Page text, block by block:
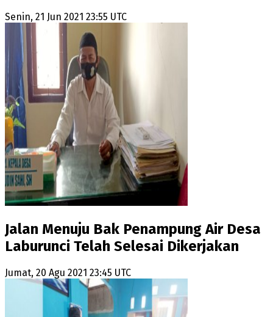
Senin, 21 Jun 2021 23:55 UTC
Jalan Menuju Bak Penampung Air Desa
Laburunci Telah Selesai Dikerjakan
Jumat, 20 Agu 2021 23:45 UTC